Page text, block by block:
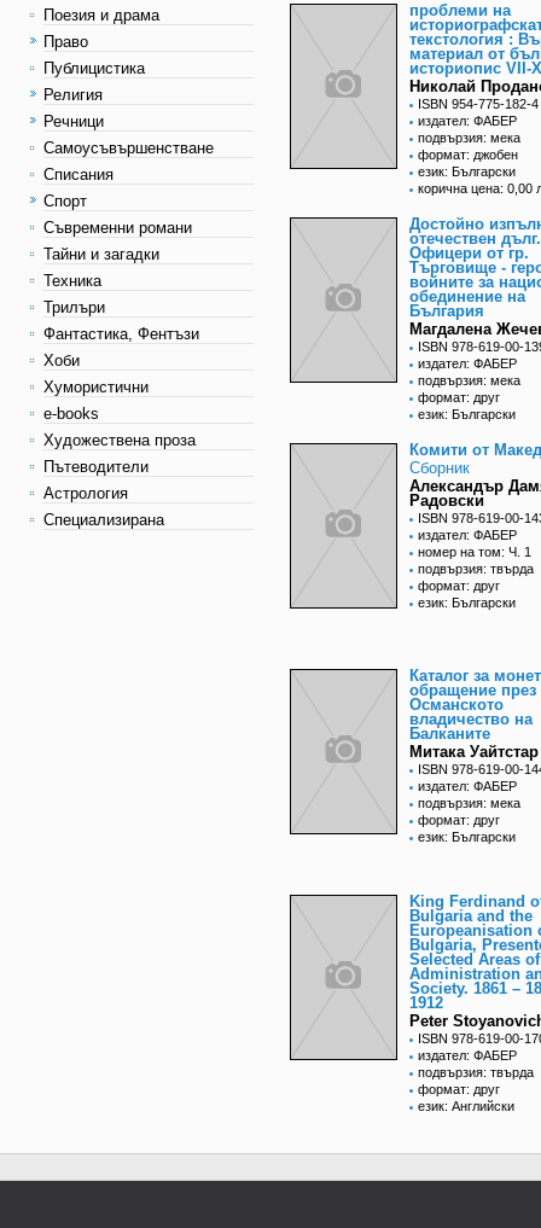
Поезия и драма
Право
Публицистика
Религия
Речници
Самоусъвършенстване
Списания
Спорт
Съвременни романи
Тайни и загадки
Техника
Трилъри
Фантастика, Фентъзи
Хоби
Хумористични
e-books
Художествена проза
Пътеводители
Астрология
Специализирана
проблеми на
текстология :
материал от
историопис VII-
Николай
ISBN 954-775-182-4
издател: ФАБЕР
подвързия: мека
формат: джобен
език: Български
корична цена: 0,00
Достойно
отечествен дълг.
Офицери от гр.
Търговище -
войните за
обединение на
България
Магдалена
ISBN 978-619-00-
издател: ФАБЕР
подвързия: мека
формат: друг
език: Български
Комити от
Сборник
Александър
Радовски
ISBN 978-619-00-
издател: ФАБЕР
номер на том: Ч. 1
подвързия: твърда
формат: друг
език: Български
Каталог за
обращение през
Османското
владичество на
Балканите
Митака Уайтстар
ISBN 978-619-00-
издател: ФАБЕР
подвързия: мека
формат: друг
език: Български
King Ferdinand
Bulgaria and the
Europeanisation
Bulgaria,
Selected Areas
Administration
Society. 1861 –
1912
Peter
ISBN 978-619-00-
издател: ФАБЕР
подвързия: твърда
формат: друг
език: Английски